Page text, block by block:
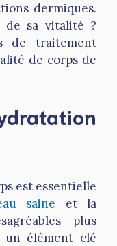
dermiques.
de sa vitalité ?
de traitement
de corps de
est essentielle
saine et la
plus
un élément clé